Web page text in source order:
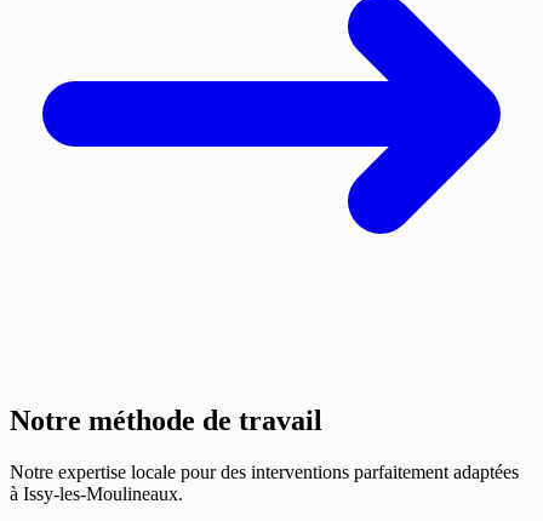
Notre méthode de travail
Notre expertise locale pour des interventions parfaitement adaptées
à Issy-les-Moulineaux.